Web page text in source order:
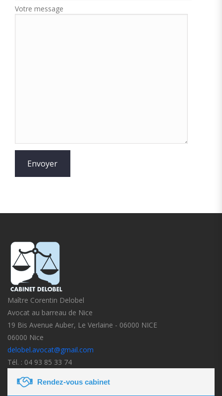
Votre message
Maître Corentin Delobel
Avocat au barreau de Nice
19 Bis Avenue Auber, Le Verlaine - 06000 NICE
06000 Nice
delobel.avocat@gmail.com
Tél. : 04 93 85 33 74
Rendez-vous cabinet